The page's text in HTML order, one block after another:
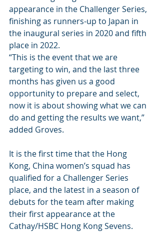
appearance in the Challenger Series,
finishing as runners-up to Japan in
the inaugural series in 2020 and fifth
place in 2022.
“This is the event that we are
targeting to win, and the last three
months has given us a good
opportunity to prepare and select,
now it is about showing what we can
do and getting the results we want,”
added Groves.
It is the first time that the Hong
Kong, China women’s squad has
qualified for a Challenger Series
place, and the latest in a season of
debuts for the team after making
their first appearance at the
Cathay/HSBC Hong Kong Sevens.